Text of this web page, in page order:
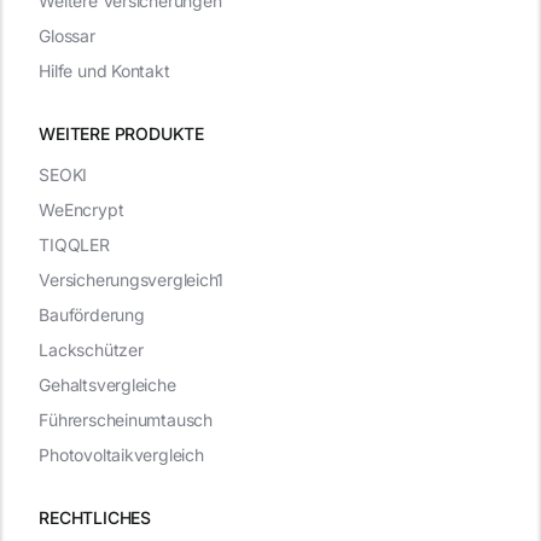
WEITERE PRODUKTE
RECHTLICHES
Glossar
Hilfe und Kontakt
SEOKI
WeEncrypt
TIQQLER
Versicherungsvergleich1
Bauförderung
Lackschützer
Gehaltsvergleiche
Führerscheinumtausch
Photovoltaikvergleich